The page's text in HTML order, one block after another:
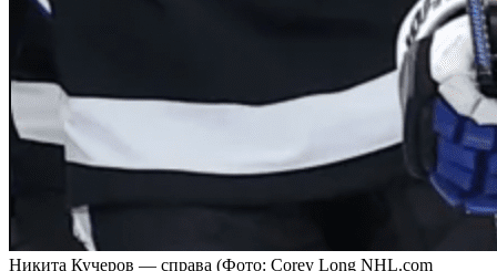
Никита Кучеров — справа (Фото: Corey Long NHL.com